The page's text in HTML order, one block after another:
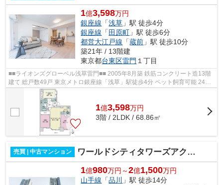
1億3,598万円
銀座線 「浅草 」駅 徒歩4分
銀座線 「田原町 」駅 徒歩6分
都営大江戸線 「蔵前 」駅 徒歩10分
築21年 / 13階建
東京都台東区雷門 １丁目
■■ライオンズグローベル浅草雷門■■ 2005年8月築 鉄筋コンクリート造13階
建て 総戸数49戸 東京メトロ銀座線「浅草」駅徒歩4分 ペット飼育可能 24時
間ゴミ出し可能 オートロック 宅配...
1億3,598万円
3階 / 2LDK / 68.86㎡
売買 | 中古マンション ワールドシティタワーズアクアタワー
1億980万円～2億1,500万円
山手線 「品川
」駅 徒歩14分